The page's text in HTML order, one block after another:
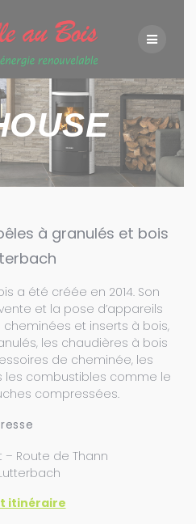
content
à granulés et bois
a été créée en 2014. Son
et la pose d’appareils
et inserts à bois,
les chaudières à bois
de cheminée, les
les combustibles comme le
compressées.
– Route de Thann
itinéraire